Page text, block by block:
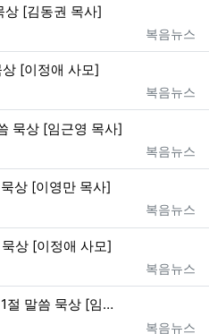
[김동권 목사]
등록자
복음뉴스
[이정애 사모]
등록자
복음뉴스
묵상 [임근영 목사]
등록자
복음뉴스
상 [이영만 목사]
등록자
복음뉴스
상 [이정애 사모]
등록자
복음뉴스
절 말씀 묵상 [임…
등록자
복음뉴스